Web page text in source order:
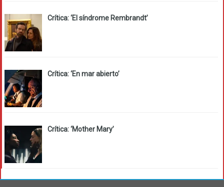
Crítica: ‘El síndrome Rembrandt’
Crítica: ‘En mar abierto’
Crítica: ‘Mother Mary’